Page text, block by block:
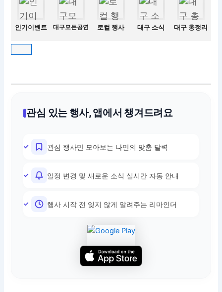
인기이벤트 대구모든공연 로컬 행사 대구 소식 대구 총정리
관심 있는 행사, 앱에서 챙겨드려요
관심 행사만 모아보는 나만의 맞춤 달력
일정 변경 및 새로운 소식 실시간 자동 안내
행사 시작 전 잊지 않게 알려주는 리마인더